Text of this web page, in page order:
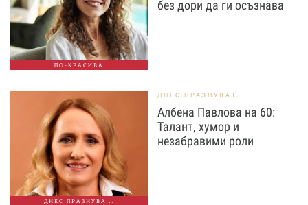
ПО-КРАСИВА
без дори да ги осъзнава
ДНЕС ПРАЗНУВА...
ДНЕС ПРАЗНУВАТ
Албена Павлова на 60:
Талант, хумор и
незабравими роли